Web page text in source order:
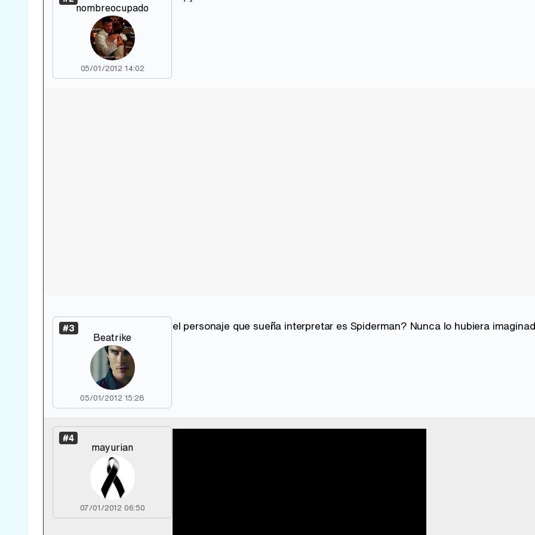
nombreocupado
05/01/2012 14:02
#3
Beatrike
05/01/2012 15:28
el personaje que sueña interpretar es Spiderman? Nunca lo hubiera
#4
mayurian
07/01/2012 06:50